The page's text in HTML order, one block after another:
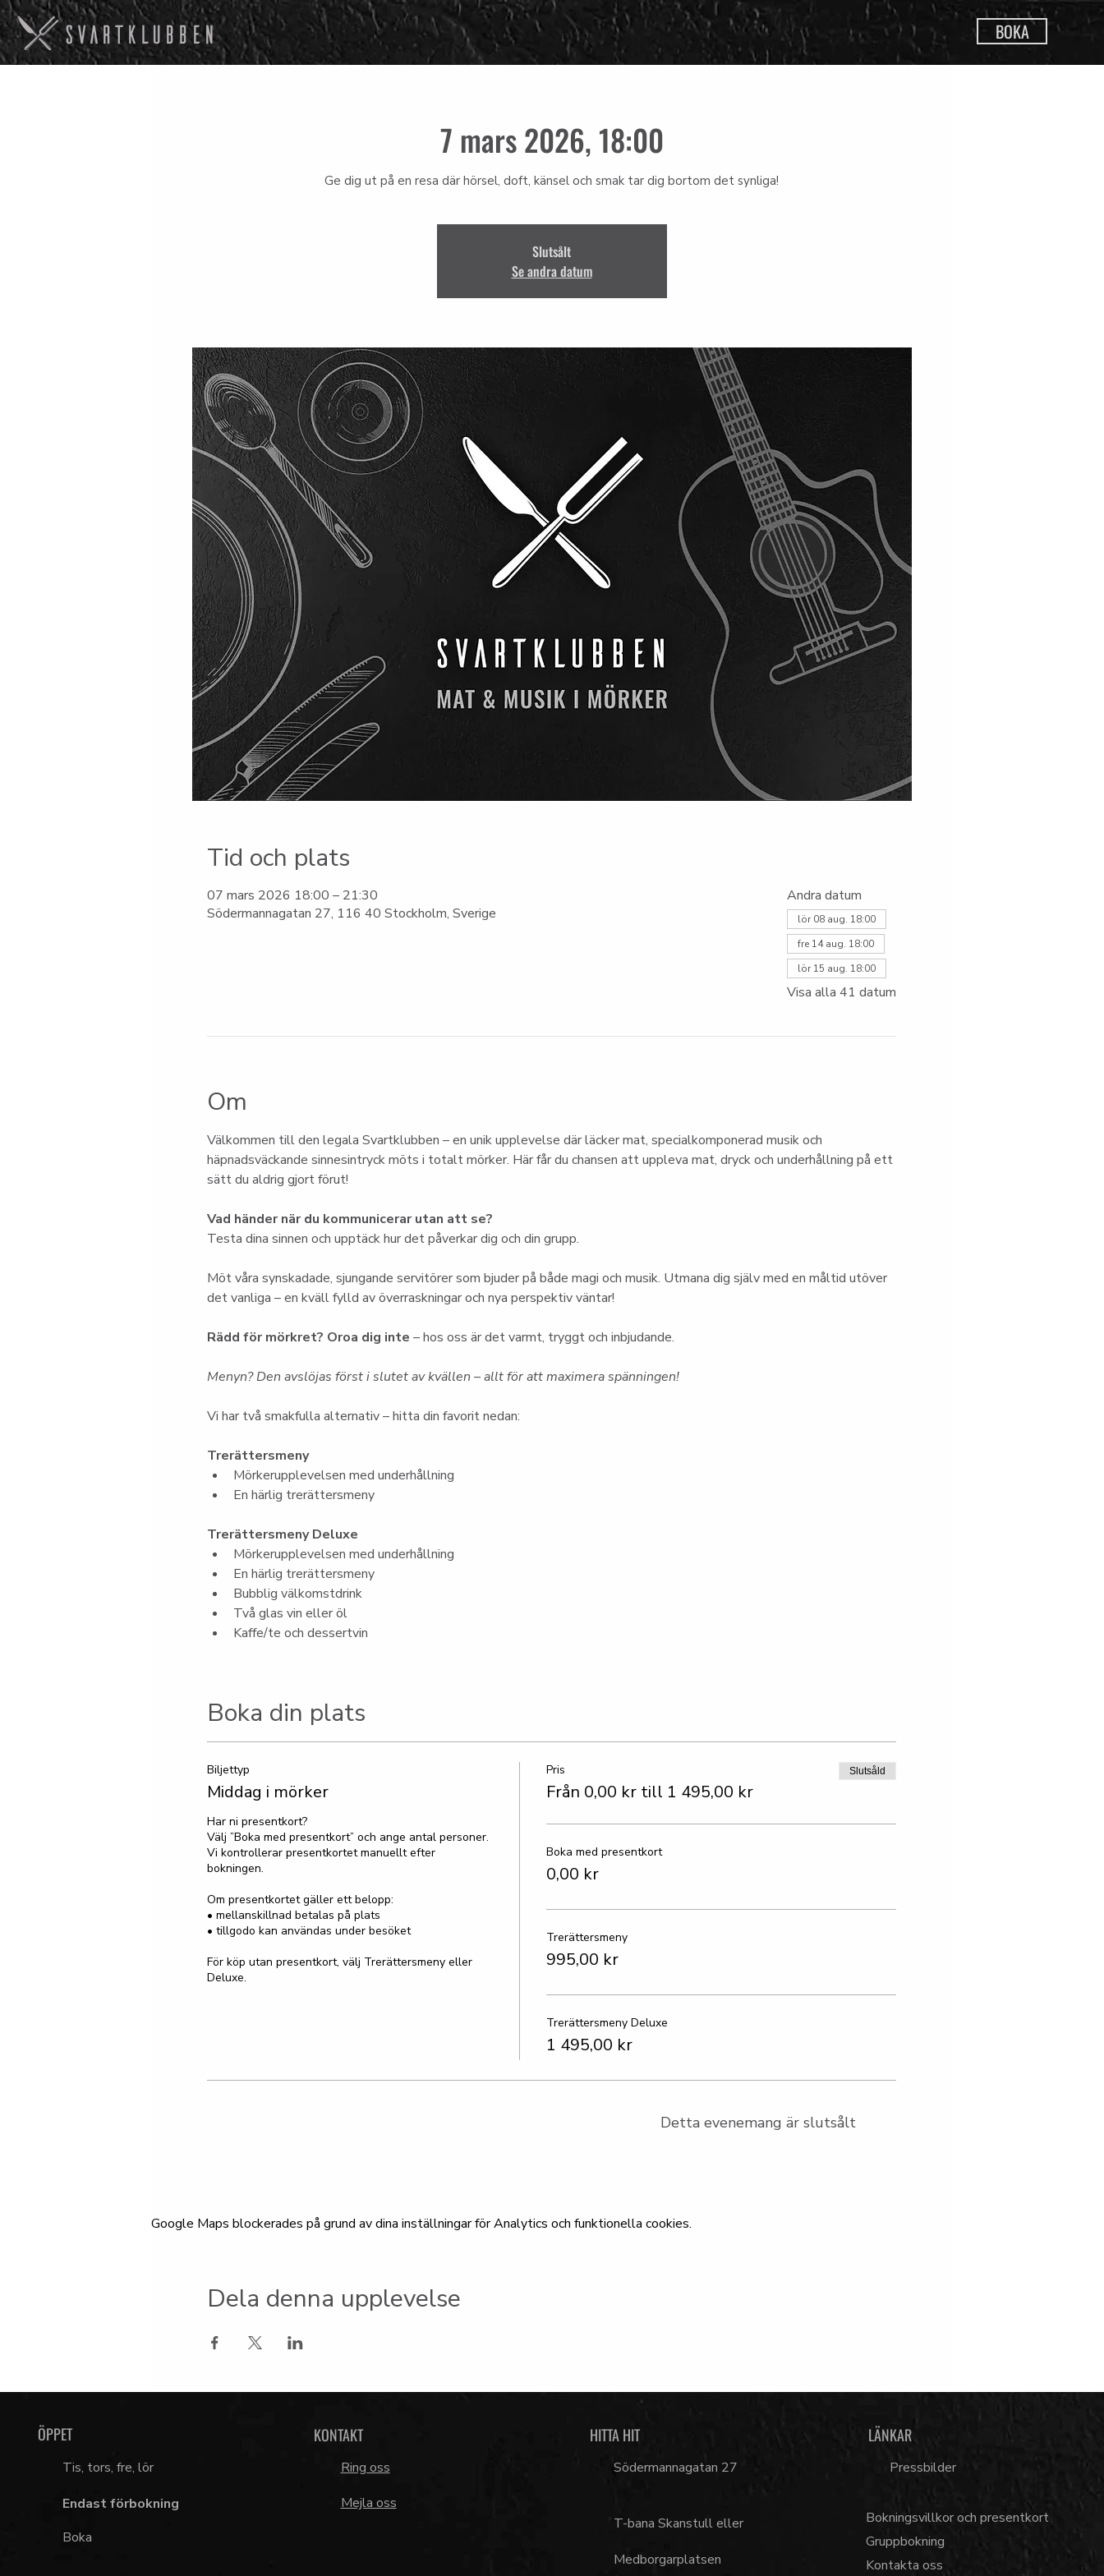
BOKA
7 mars 2026, 18:00
Ge dig ut på en resa där hörsel, doft, känsel och smak tar dig bortom det synliga!
Slutsålt
Se andra datum
Tid och plats
07 mars 2026 18:00 – 21:30
Södermannagatan 27, 116 40 Stockholm, Sverige
Andra datum
lör 08 aug. 18:00
fre 14 aug. 18:00
lör 15 aug. 18:00
Visa alla 41 datum
Om
Välkommen till den legala Svartklubben – en unik upplevelse där läcker mat, specialkomponerad musik och
häpnadsväckande sinnesintryck möts i totalt mörker. Här får du chansen att uppleva mat, dryck och underhållning på ett
sätt du aldrig gjort förut!
Vad händer när du kommunicerar utan att se?
Testa dina sinnen och upptäck hur det påverkar dig och din grupp.
Möt våra synskadade, sjungande servitörer som bjuder på både magi och musik. Utmana dig själv med en måltid utöver
det vanliga – en kväll fylld av överraskningar och nya perspektiv väntar!
Rädd för mörkret? Oroa dig inte – hos oss är det varmt, tryggt och inbjudande.
Menyn? Den avslöjas först i slutet av kvällen – allt för att maximera spänningen!
Vi har två smakfulla alternativ – hitta din favorit nedan:
Trerättersmeny
Mörkerupplevelsen med underhållning
En härlig trerättersmeny
Trerättersmeny Deluxe
Mörkerupplevelsen med underhållning
En härlig trerättersmeny
Bubblig välkomstdrink
Två glas vin eller öl
Kaffe/te och dessertvin
Boka din plats
Biljettyp
Middag i mörker
Har ni presentkort?
Välj ”Boka med presentkort” och ange antal personer.
Vi kontrollerar presentkortet manuellt efter
bokningen.
Om presentkortet gäller ett belopp:
• mellanskillnad betalas på plats
• tillgodo kan användas under besöket
För köp utan presentkort, välj Trerättersmeny eller
Deluxe.
Pris
Från 0,00 kr till 1 495,00 kr
Slutsåld
Boka med presentkort
0,00 kr
Trerättersmeny
995,00 kr
Trerättersmeny Deluxe
1 495,00 kr
Detta evenemang är slutsålt
Google Maps blockerades på grund av dina inställningar för Analytics och funktionella cookies.
Dela denna upplevelse
ÖPPET
Tis, tors, fre, lör
Endast förbokning
Boka
KONTAKT
Ring oss
Mejla oss
HITTA HIT
Södermannagatan 27
T-bana Skanstull eller
Medborgarplatsen
LÄNKAR
Pressbilder
Bokningsvillkor och presentkort
Gruppbokning
Kontakta oss